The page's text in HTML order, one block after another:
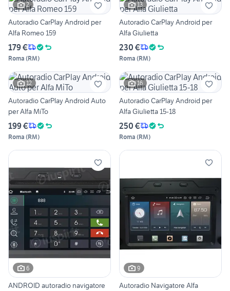
2
Autoradio CarPlay Android per
Alfa Romeo 159
179 €
Roma (RM)
13
Autoradio CarPlay Android per
Alfa Giulietta
230 €
Roma (RM)
12
Autoradio CarPlay Android Auto
per Alfa MiTo
199 €
Roma (RM)
16
Autoradio CarPlay Android per
Alfa Giulietta 15-18
250 €
Roma (RM)
6
ANDROID autoradio navigatore
9
Autoradio Navigatore Alfa